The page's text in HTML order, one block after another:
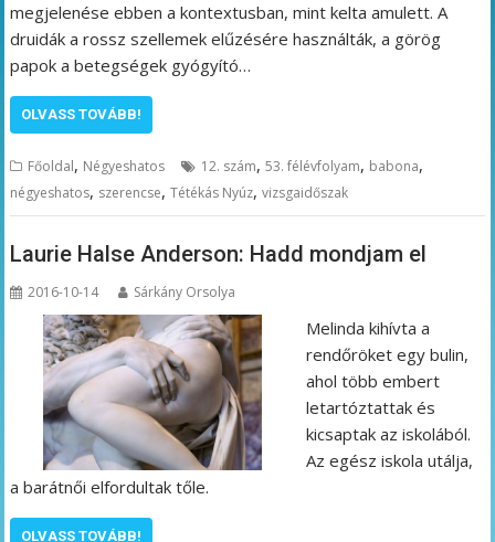
megjelenése ebben a kontextusban, mint kelta amulett. A
druidák a rossz szellemek elűzésére használták, a görög
papok a betegségek gyógyító…
OLVASS TOVÁBB!
Főoldal, Négyeshatos 12. szám,53. félévfolyam, babona,
négyeshatos, szerencse,Tétékás Nyúz,vizsgaidőszak
Laurie Halse Anderson: Hadd mondjam el
2016-10-14 Sárkány Orsolya
Melinda kihívta a
rendőröket egy bulin,
ahol több embert
letartóztattak és
kicsaptak az iskolából.
Az egész iskola utálja,
a barátnői elfordultak tőle.
OLVASS TOVÁBB!